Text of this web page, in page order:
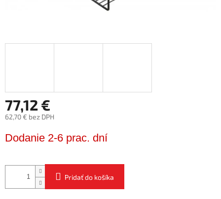
77,12 €
62,70 € bez DPH
cena:
Dodanie 2-6 prac. dní
Pridať do košíka